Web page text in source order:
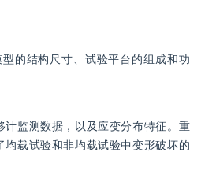
的结构尺寸、试验平台的组成和功
监测数据，以及应变分布特征。重
载试验和非均载试验中变形破坏的